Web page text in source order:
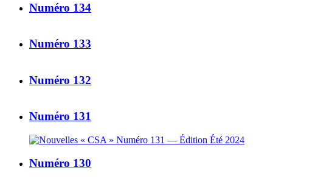
Numéro 134
Numéro 133
Numéro 132
Numéro 131
Numéro 130